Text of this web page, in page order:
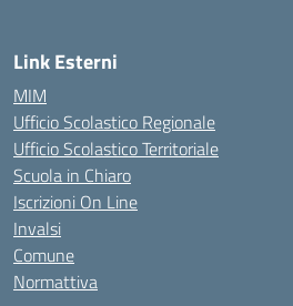
Link Esterni
MIM
Ufficio Scolastico Regionale
Ufficio Scolastico Territoriale
Scuola in Chiaro
Iscrizioni On Line
Invalsi
Comune
Normattiva